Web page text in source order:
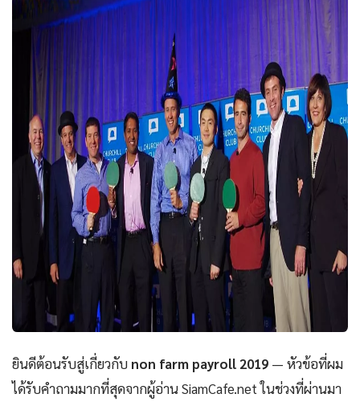
ยินดีต้อนรับสู่เกี่ยวกับ non farm payroll 2019 — หัวข้อที่ผม
ได้รับคำถามมากที่สุดจากผู้อ่าน SiamCafe.net ในช่วงที่ผ่านมา